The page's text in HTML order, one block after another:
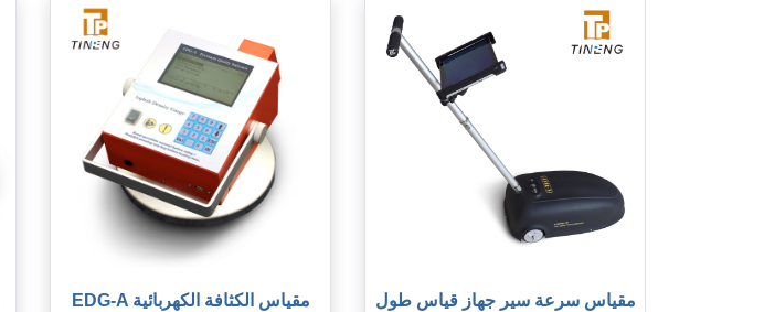
EDG-A مقياس الكثافة الكهربائية
مقياس سرعة سير جهاز قياس طول